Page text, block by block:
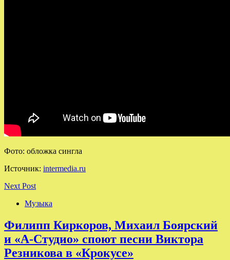
Фото: обложка сингла
Источник: intermedia.ru
Next Post
Музыка
Филипп Киркоров, Михаил Боярский
и «А-Студио» споют песни Виктора
Резникова в «Крокусе»